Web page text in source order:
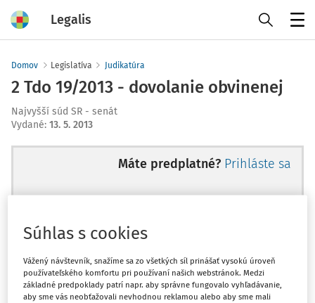
Legalis
Domov Legislatíva Judikatúra
2 Tdo 19/2013 - dovolanie obvinenej
Najvyšší súd SR - senát
Vydané: 13. 5. 2013
Máte predplatné? Prihláste sa
Ups, zatiaľ ste si prečítali len
začiatok...
Súhlas s cookies
Vážený návštevník, snažíme sa zo všetkých síl prinášať vysokú úroveň
používateľského komfortu pri používaní našich webstránok. Medzi
základné predpoklady patrí napr. aby správne fungovalo vyhľadávanie,
aby sme vás neobťažovali nevhodnou reklamou alebo aby sme mali